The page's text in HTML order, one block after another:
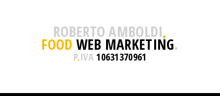
ROBERTO AMBOLDI,
FOOD WEB MARKETING.
P.IVA10631370961